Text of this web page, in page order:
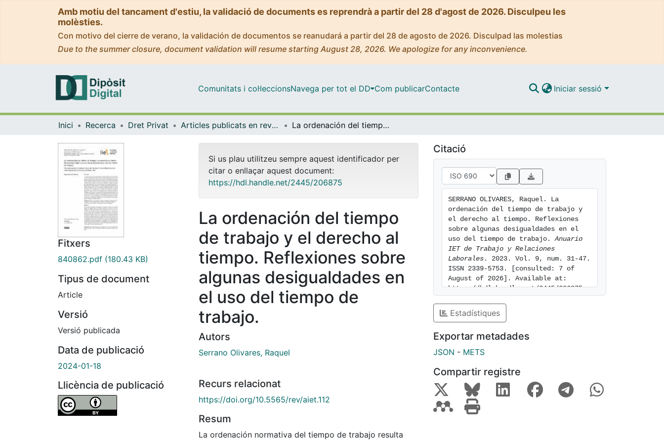
Amb motiu del tancament d'estiu, la validació de documents es reprendrà a partir del 28 d'agost de 2026. Disculpeu les
molèsties.
Con motivo del cierre de verano, la validación de documentos se reanudará a partir del 28 de agosto de 2026. Disculpad las molestias
Due to the summer closure, document validation will resume starting August 28, 2026. We apologize for any inconvenience.
Comunitats i col·leccionsNavega per tot el DD Com publicarContacte Iniciar sessió
Inici Recerca Dret Privat Articles publicats en revistes (Dret Privat) La ordenación del tiempo de trabajo y el derecho al tiempo. Reflexiones sobre algunas desigualdades en el uso del tiempo de trabajo.
Fitxers
840862.pdf (180.43 KB)
Tipus de document
Article
Versió
Versió publicada
Data de publicació
2024-01-18
Llicència de publicació
Si us plau utilitzeu sempre aquest identificador per
citar o enllaçar aquest document:
https://hdl.handle.net/2445/206875
La ordenación del tiempo
de trabajo y el derecho al
tiempo. Reflexiones sobre
algunas desigualdades en
el uso del tiempo de
trabajo.
Autors
Serrano Olivares, Raquel
Recurs relacionat
https://doi.org/10.5565/rev/aiet.112
Resum
La ordenación normativa del tiempo de trabajo resulta
Citació
SERRANO OLIVARES, Raquel. La
ordenación del tiempo de trabajo y
el derecho al tiempo. Reflexiones
sobre algunas desigualdades en el
uso del tiempo de trabajo. Anuario
IET de Trabajo y Relaciones
Laborales . 2023. Vol. 9, num. 31-47.
ISSN 2339-5753. [consulted: 7 of
August of 2026]. Available at:
https://hdl.handle.net/2445/206875
Estadístiques
Exportar metadades
JSON - METS
Compartir registre